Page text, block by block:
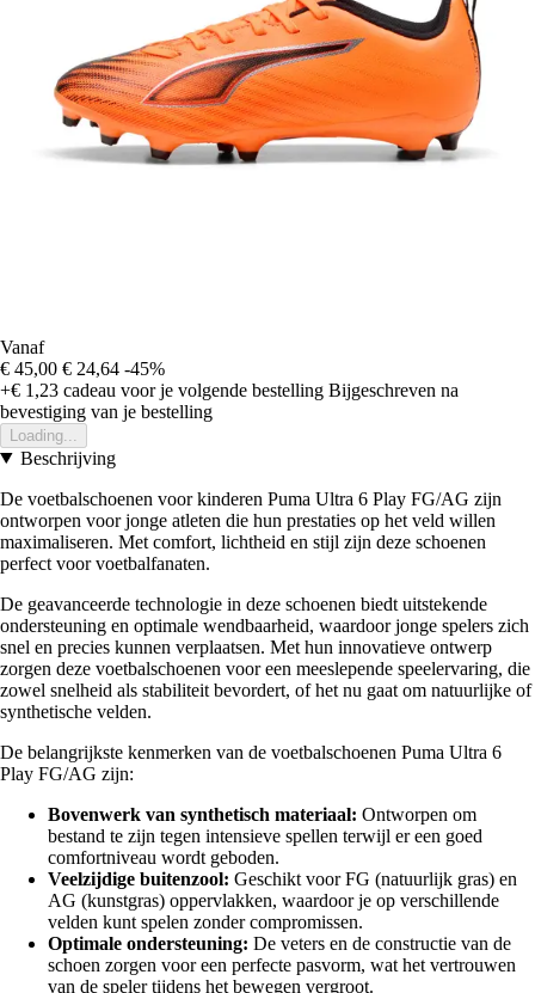
Vanaf
€ 45,00 € 24,64 -45%
+€ 1,23 cadeau voor je volgende bestelling Bijgeschreven na
bevestiging van je bestelling
Loading...
Beschrijving
De voetbalschoenen voor kinderen Puma Ultra 6 Play FG/AG zijn
ontworpen voor jonge atleten die hun prestaties op het veld willen
maximaliseren. Met comfort, lichtheid en stijl zijn deze schoenen
perfect voor voetbalfanaten.
De geavanceerde technologie in deze schoenen biedt uitstekende
ondersteuning en optimale wendbaarheid, waardoor jonge spelers zich
snel en precies kunnen verplaatsen. Met hun innovatieve ontwerp
zorgen deze voetbalschoenen voor een meeslepende speelervaring, die
zowel snelheid als stabiliteit bevordert, of het nu gaat om natuurlijke of
synthetische velden.
De belangrijkste kenmerken van de voetbalschoenen Puma Ultra 6
Play FG/AG zijn:
Bovenwerk van synthetisch materiaal: Ontworpen om
bestand te zijn tegen intensieve spellen terwijl er een goed
comfortniveau wordt geboden.
Veelzijdige buitenzool: Geschikt voor FG (natuurlijk gras) en
AG (kunstgras) oppervlakken, waardoor je op verschillende
velden kunt spelen zonder compromissen.
Optimale ondersteuning: De veters en de constructie van de
schoen zorgen voor een perfecte pasvorm, wat het vertrouwen
van de speler tijdens het bewegen vergroot.